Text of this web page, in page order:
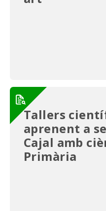
Tallers
aprenent a
Cajal amb
Primària